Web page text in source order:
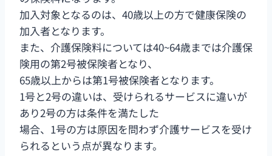
加入対象となるのは、40歳以上の方で健康保険の
加入者となります。
また、介護保険料については40~64歳までは介護保
険用の第2号被保険者となり、
65歳以上からは第1号被保険者となります。
1号と2号の違いは、受けられるサービスに違いが
あり2号の方は条件を満たした
場合、1号の方は原因を問わず介護サービスを受け
られるという点が異なります。